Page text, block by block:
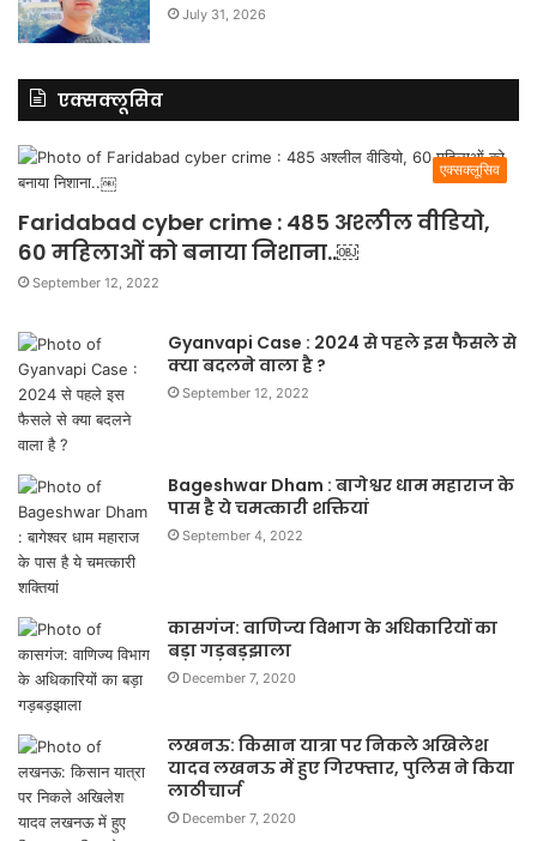
July 31, 2026
एक्सक्लूसिव
एक्सक्लूसिव
Faridabad cyber crime : 485 अश्लील वीडियो,
60 महिलाओं को बनाया निशाना..￼
September 12, 2022
Gyanvapi Case : 2024 से पहले इस फैसले से
क्या बदलने वाला है ?
September 12, 2022
Bageshwar Dham : बागेश्वर धाम महाराज के
पास है ये चमत्कारी शक्तियां
September 4, 2022
कासगंज: वाणिज्य विभाग के अधिकारियों का
बड़ा गड़बड़झाला
December 7, 2020
लखनऊ: किसान यात्रा पर निकले अखिलेश
यादव लखनऊ में हुए गिरफ्तार, पुलिस ने किया
लाठीचार्ज
December 7, 2020